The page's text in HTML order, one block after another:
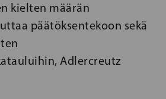
kielten määrän
päätöksentekoon sekä
Adlercreutz